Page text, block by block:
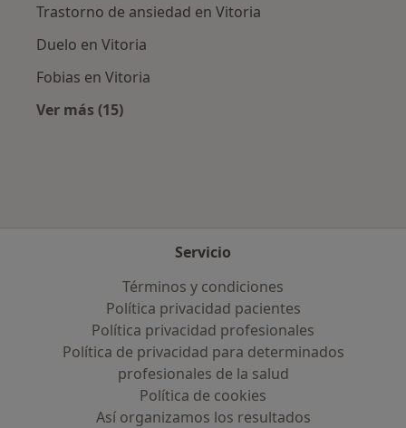
Trastorno de ansiedad en Vitoria
Duelo en Vitoria
Fobias en Vitoria
Ver más (15)
Servicio
Términos y condiciones
Política privacidad pacientes
Política privacidad profesionales
Política de privacidad para determinados
profesionales de la salud
Política de cookies
Así organizamos los resultados